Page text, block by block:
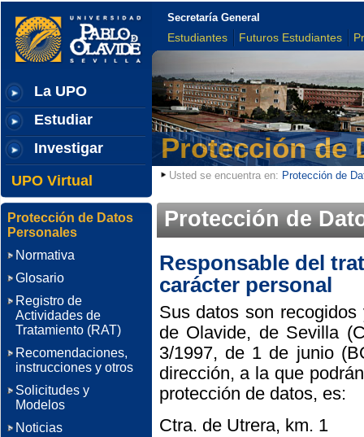
La UPO
Estudiar
Investigar
UPO Virtual
Secretaría General
Estudiantes Futuros Estudiantes
Protección de
Usted se encuentra en: Protección de
Protección de
Responsable del
carácter personal
Sus datos son
de Olavide, de Sevilla
3/1997, de 1 de junio
dirección, a la que
protección de datos, es:
Ctra. de Utrera, km. 1
Protección de Datos
Personales
Normativa
Glosario
Registro de
Actividades de
Tratamiento (RAT)
Recomendaciones,
instrucciones y otros
Solicitudes y
Modelos
Noticias